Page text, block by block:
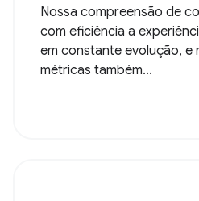
Nossa compreensão de
com eficiência a
em constante evolução, e
métricas também...